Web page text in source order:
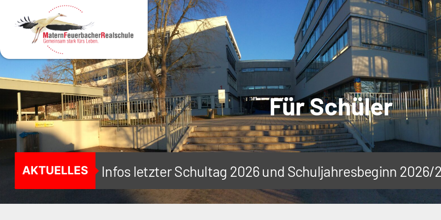
MENÜ
Für Schüler
AKTUELLES Infos letzter Schultag 2026 und Schuljahresbeginn 2026/